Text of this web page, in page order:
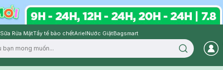
Sữa Rửa MặtTẩy tế bào chếtArielNước GiặtBagsmart
Search icon